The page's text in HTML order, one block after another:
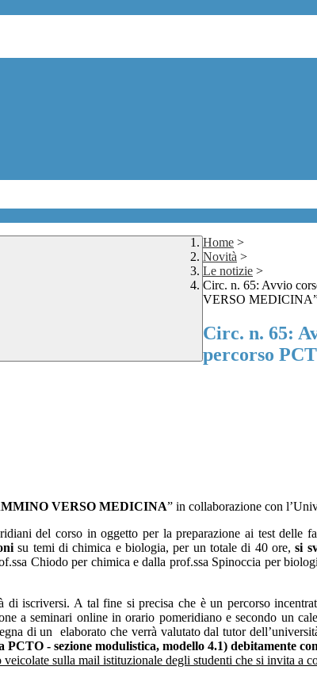
Home >
Novità >
Le notizie >
Circ. n. 65: Avvio
VERSO MEDICINA”
Circ. n. 65:
percorso
VERSO MEDICINA” in collaborazione con
del corso in oggetto per la preparazione ai test delle
su temi di chimica e biologia, per un totale di 40 ore,si
Chiodo per chimica e dalla prof.ssa Spinoccia per
di iscriversi. A tal fine si precisa che è un percorso
a seminari online in orario pomeridiano e secondo un
di un
elaborato che verrà valutato dal tutor
- sezione modulistica, modello 4.1) debitamente
sulla mail istituzionale degli studenti che si invita a